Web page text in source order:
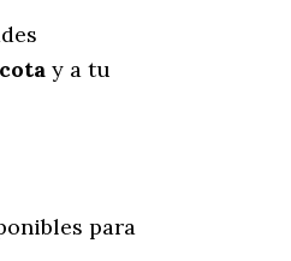
y a tu
para